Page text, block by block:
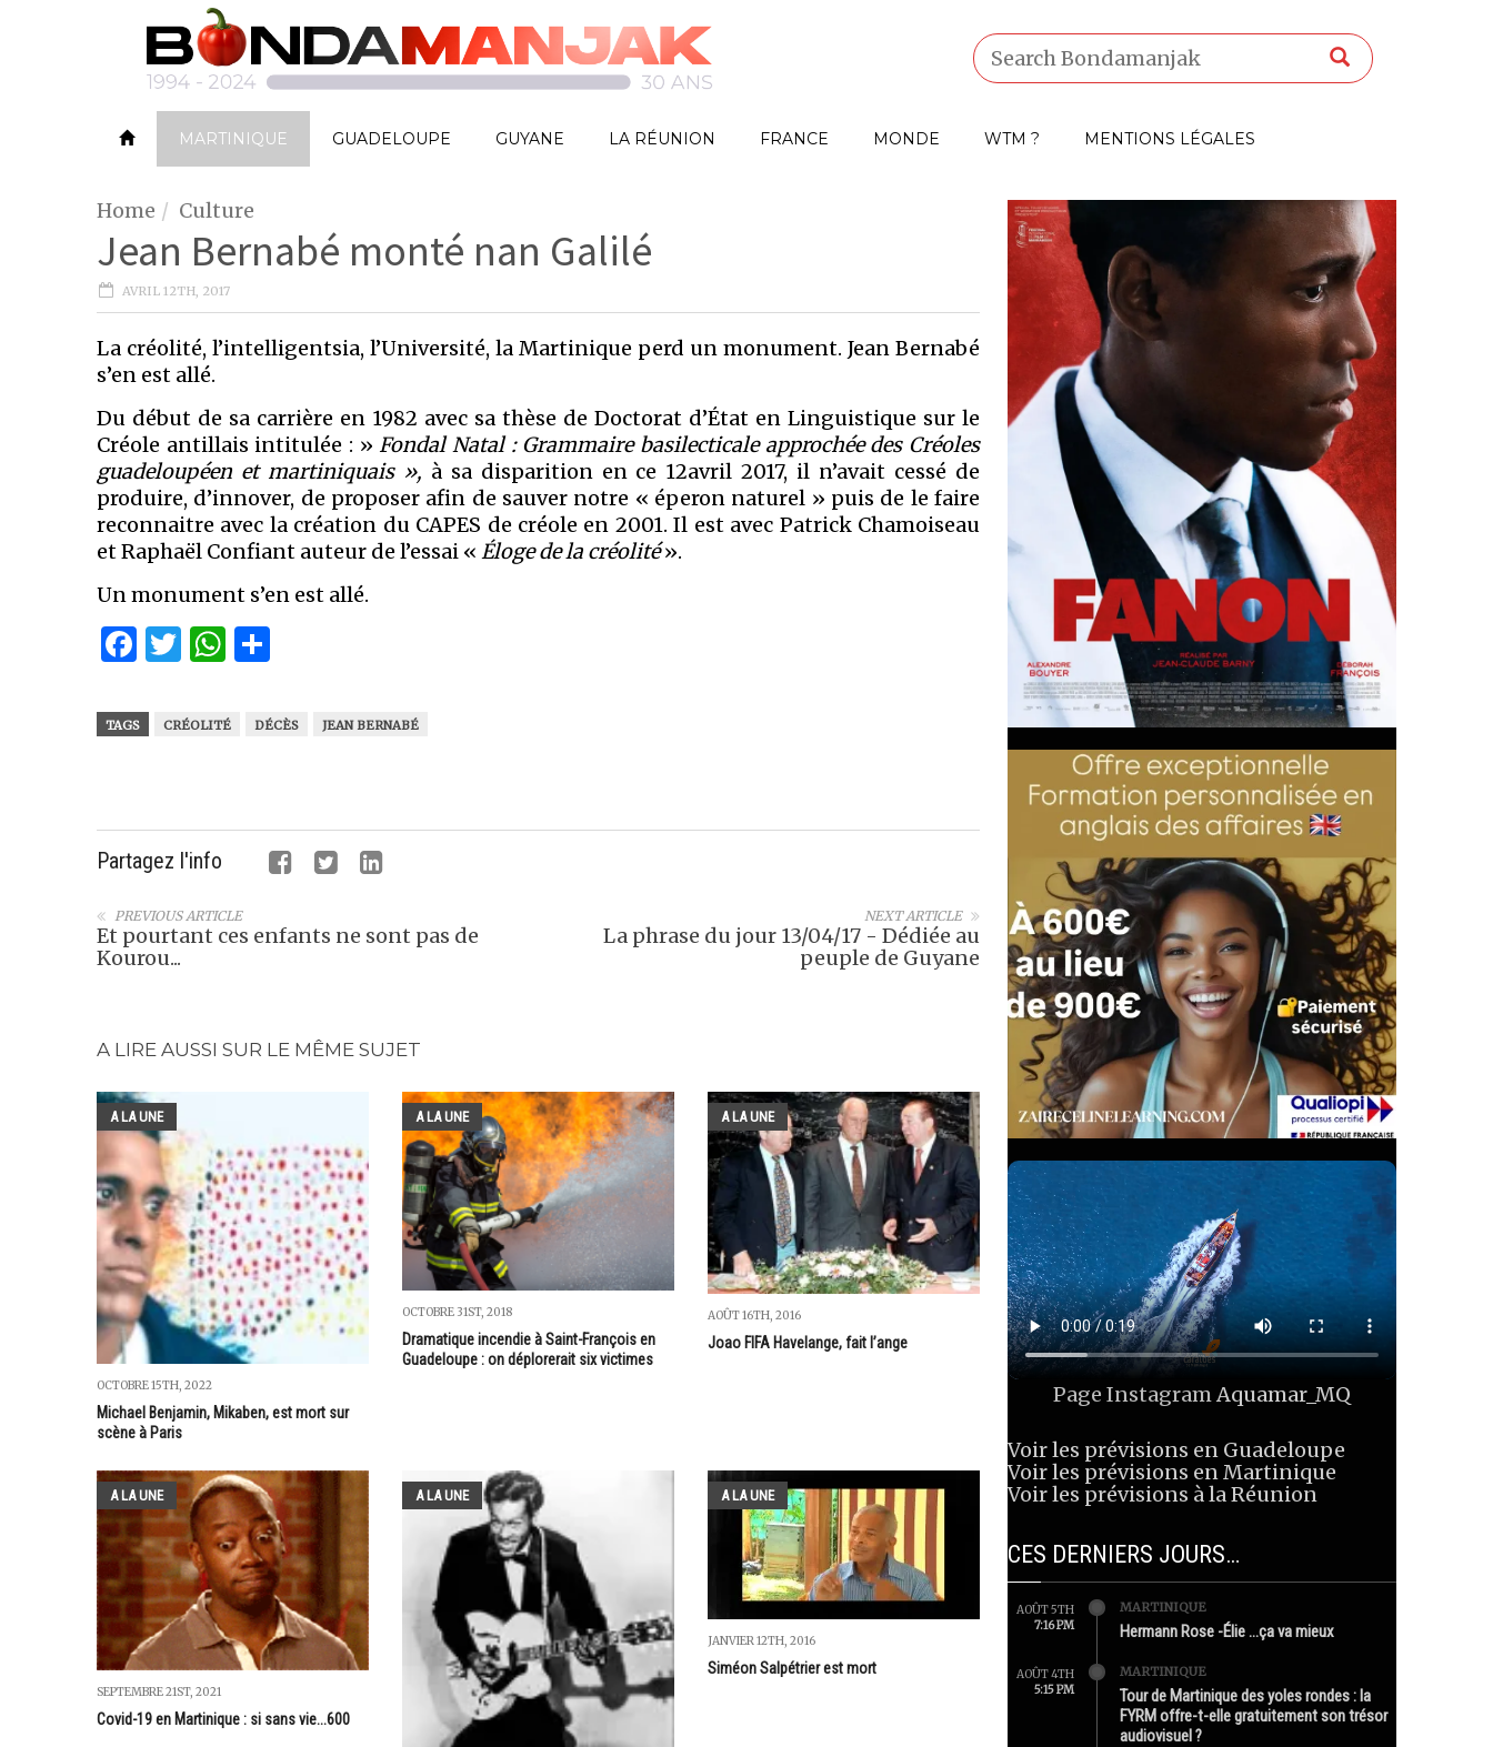
MARTINIQUE GUADELOUPE GUYANE LA RÉUNION FRANCE MONDE WTM ? MENTIONS LÉGALES
Home Culture
Jean Bernabé monté nan Galilé
AVRIL 12TH, 2017
La créolité, l’intelligentsia, l’Université, la Martinique perd un monument. Jean Bernabé
s’en est allé.
Du début de sa carrière en 1982 avec sa thèse de Doctorat d’État en Linguistique sur le
Créole antillais intitulée : » Fondal Natal : Grammaire basilecticale approchée des Créoles
guadeloupéen et martiniquais », à sa disparition en ce 12avril 2017, il n’avait cessé de
produire, d’innover, de proposer afin de sauver notre « éperon naturel » puis de le faire
reconnaitre avec la création du CAPES de créole en 2001. Il est avec Patrick Chamoiseau
et Raphaël Confiant auteur de l’essai « Éloge de la créolité».
Un monument s’en est allé.
Facebook
Twitter
WhatsApp
TAGS CRÉOLITÉ DÉCÈS JEAN BERNABÉ
Partagez l'info
NEXT ARTICLE
La phrase du jour 13/04/17 - Dédiée au
peuple de Guyane
PREVIOUS ARTICLE
Et pourtant ces enfants ne sont pas de
Kourou...
A LIRE AUSSI SUR LE MÊME SUJET
A LA UNE
OCTOBRE 15TH, 2022
Michael Benjamin, Mikaben, est mort sur
scène à Paris
A LA UNE
OCTOBRE 31ST, 2018
Dramatique incendie à Saint-François en
Guadeloupe : on déplorerait six victimes
A LA UNE
AOÛT 16TH, 2016
Joao FIFA Havelange, fait l’ange
A LA UNE
SEPTEMBRE 21ST, 2021
Covid-19 en Martinique : si sans vie...600
A LA UNE A LA UNE
JANVIER 12TH, 2016
Siméon Salpétrier est mort
Page InstagramAquamar_MQ
Voir les prévisions en Guadeloupe
Voir les prévisions en Martinique
Voir les prévisions à la Réunion
CES DERNIERS JOURS…
AOÛT 5TH
7:16 PM
MARTINIQUE
Hermann Rose -Élie …ça va mieux
AOÛT 4TH
5:15 PM
MARTINIQUE
Tour de Martinique des yoles rondes : la
FYRM offre-t-elle gratuitement son trésor
audiovisuel ?